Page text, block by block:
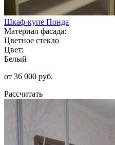
Шкаф-купе Понда
Материал фасада:
Цветное стекло
Цвет:
Белый
от 36 000 руб.
Рассчитать